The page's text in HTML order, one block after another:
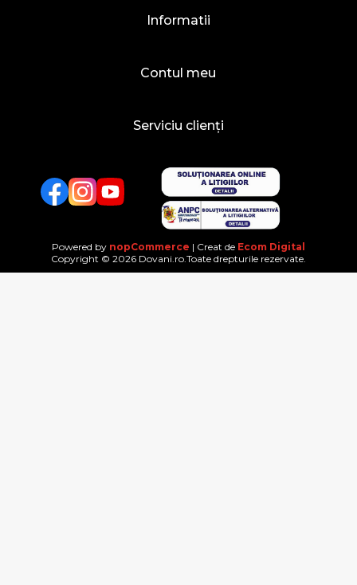
Informatii
Contul meu
Serviciu clienți
FacebookTwitterYouTube
Powered by nopCommerce | Creat de Ecom Digital
Copyright © 2026 Dovani.ro.Toate drepturile rezervate.